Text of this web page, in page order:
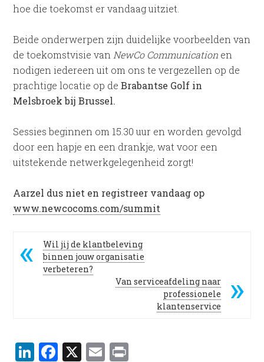
hoe die toekomst er vandaag uitziet.
Beide onderwerpen zijn duidelijke voorbeelden van
de toekomstvisie van NewCo Communication en
nodigen iedereen uit om ons te vergezellen op de
prachtige locatie op deBrabantse Golf in
Melsbroek bij Brussel.
Sessies beginnen om 15.30 uur en worden gevolgd
door een hapje en een drankje, wat voor een
uitstekende netwerkgelegenheid zorgt!
Aarzel dus niet en registreer vandaag op
www.newcocoms.com/summit
Wil jij de klantbeleving
binnen jouw organisatie
verbeteren?
Van serviceafdeling naar
professionele
klantenservice
LinkedIn
Facebook
X Email